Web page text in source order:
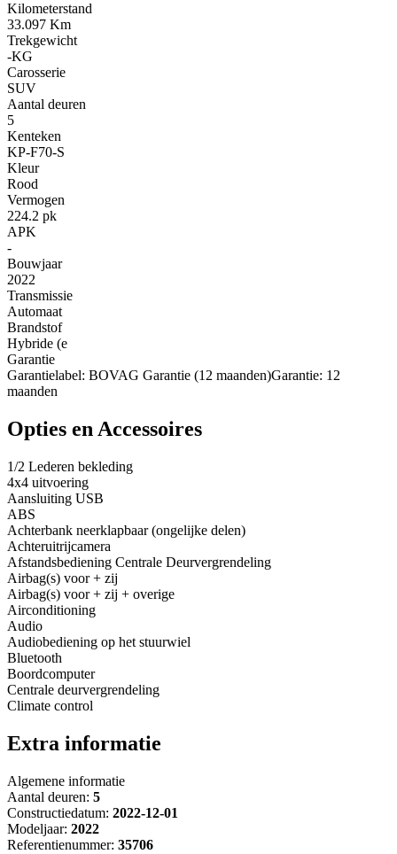
Kilometerstand
33.097 Km
Trekgewicht
-KG
Carosserie
SUV
Aantal deuren
5
Kenteken
KP-F70-S
Kleur
Rood
Vermogen
224.2 pk
APK
-
Bouwjaar
2022
Transmissie
Automaat
Brandstof
Hybride (e
Garantie
Garantielabel: BOVAG Garantie (12 maanden)Garantie: 12
maanden
Opties en Accessoires
1/2 Lederen bekleding
4x4 uitvoering
Aansluiting USB
ABS
Achterbank neerklapbaar (ongelijke delen)
Achteruitrijcamera
Afstandsbediening Centrale Deurvergrendeling
Airbag(s) voor + zij
Airbag(s) voor + zij + overige
Airconditioning
Audio
Audiobediening op het stuurwiel
Bluetooth
Boordcomputer
Centrale deurvergrendeling
Climate control
Extra informatie
Algemene informatie
Aantal deuren: 5
Constructiedatum: 2022-12-01
Modeljaar: 2022
Referentienummer: 35706